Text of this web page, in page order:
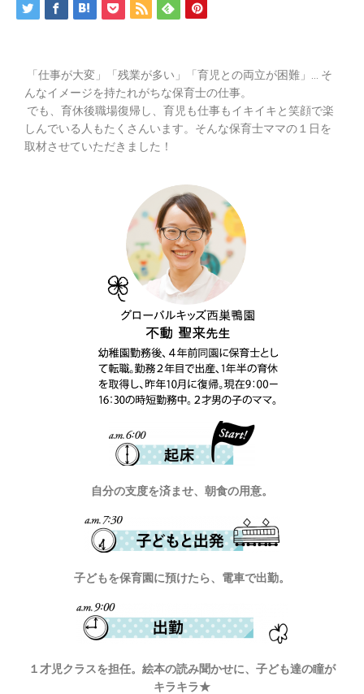
「仕事が大変」「残業が多い」「育児との両立が困難」… そ
んなイメージを持たれがちな保育士の仕事。
でも、育休後職場復帰し、育児も仕事もイキイキと笑顔で楽
しんでいる人もたくさんいます。そんな保育士ママの１日を
取材させていただきました！
自分の支度を済ませ、朝食の用意。
子どもを保育園に預けたら、電車で出勤。
１才児クラスを担任。絵本の読み聞かせに、子ども達の瞳が
キラキラ★